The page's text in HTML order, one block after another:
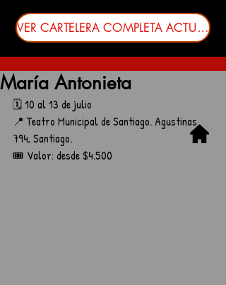
VER CARTELERA COMPLETA ACTUALIZADA
María Antonieta
🗓️ 10 al 13 de julio
📍 Teatro Municipal de Santiago. Agustinas
794, Santiago.
🎟️ Valor: desde $4.500